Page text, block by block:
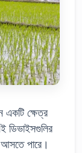
একটি ক্ষেত্র
ডিভাইসগুলির
আসতে পারে।